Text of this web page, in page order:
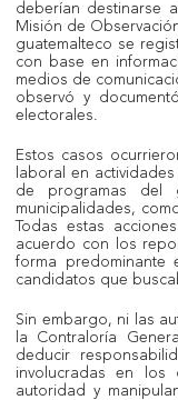
deberían destinarse
Misión de
guatemalteco se
con base en
medios de
observó y
electorales.
Estos casos
laboral en
de programas del
municipalidades,
Todas estas
acuerdo con los
forma predominante
candidatos que
Sin embargo, ni las
la Contraloría
deducir
involucradas en los
autoridad y